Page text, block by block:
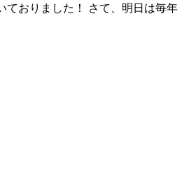
ておりました！ さて、明日は毎年